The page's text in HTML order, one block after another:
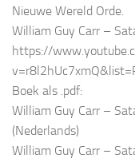
Nieuwe Wereld Orde.
William Guy Carr –
https://
Boek als .pdf:
William Guy Carr –
(Nederlands)
William Guy Carr –